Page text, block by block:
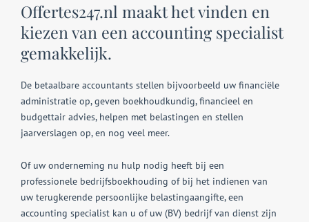
Offertes247.nl maakt het vinden en
kiezen van een accounting specialist
gemakkelijk.
De betaalbare accountants stellen bijvoorbeeld uw financiële
administratie op, geven boekhoudkundig, financieel en
budgettair advies, helpen met belastingen en stellen
jaarverslagen op, en nog veel meer.
Of uw onderneming nu hulp nodig heeft bij een
professionele bedrijfsboekhouding of bij het indienen van
uw terugkerende persoonlijke belastingaangifte, een
accounting specialist kan u of uw (BV) bedrijf van dienst zijn